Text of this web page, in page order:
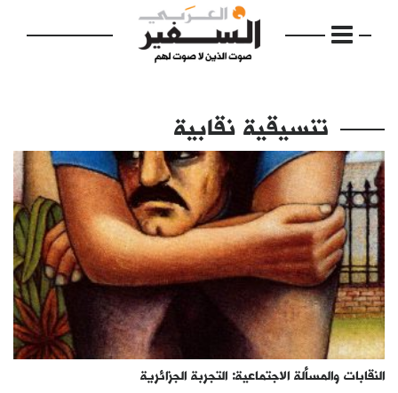
الرئيسية
مواضيع
إفتتاحية
فكرة
دفاتر
بالصورة
تنسيقية نقابية
النقابات والمسألة الاجتماعية: التجربة الجزائرية